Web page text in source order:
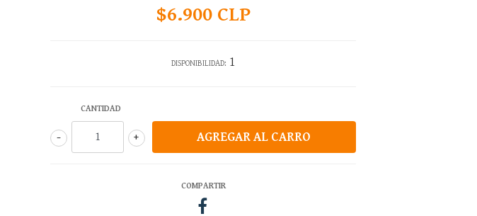
$6.900 CLP
DISPONIBILIDAD: 1
CANTIDAD
+
-
COMPARTIR